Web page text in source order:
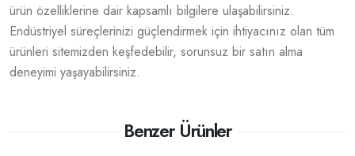
ürün özelliklerine dair kapsamlı bilgilere ulaşabilirsiniz.
Endüstriyel süreçlerinizi güçlendirmek için ihtiyacınız olan tüm
ürünleri sitemizden keşfedebilir, sorunsuz bir satın alma
deneyimi yaşayabilirsiniz.
Benzer Ürünler